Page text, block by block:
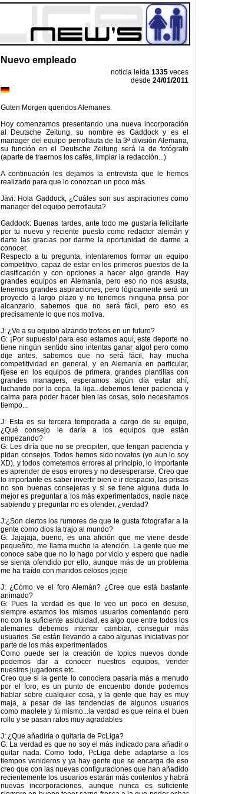
Nuevo empleado
noticia leída 1335 veces
desde 24/01/2011
Guten Morgen queridos Alemanes.
Hoy comenzamos presentando una nueva incorporación
al Deutsche Zeitung, su nombre es Gaddock y es el
manager del equipo perroflauta de la 3ª división Alemana,
su función en el Deutsche Zeitung será la de fotógrafo
(aparte de traernos los cafés, limpiar la redacción...)
A continuación les dejamos la entrevista que le hemos
realizado para que lo conozcan un poco más.
Jävi: Hola Gaddock, ¿Cuáles son sus aspiraciones como
manager del equipo perroflauta?
Gaddock: Buenas tardes, ante todo me gustaría felicitarte
por tu nuevo y reciente puesto como redactor alemán y
darte las gracias por darme la oportunidad de darme a
conocer.
Respecto a tu pregunta, intentaremos formar un equipo
competitivo, capaz de estar en los primeros puestos de la
clasificación y con opciones a hacer algo grande. Hay
grandes equipos en Alemania, pero eso no nos asusta,
tenemos grandes aspiraciones, pero lógicamente será un
proyecto a largo plazo y no tenemos ninguna prisa por
alcanzarlo, sabemos que no será fácil, pero eso es
precisamente lo que nos motiva.
J: ¿Ve a su equipo alzando trofeos en un futuro?
G: ¡Por supuesto! para eso estamos aquí, este deporte no
tiene ningún sentido sino intentas ganar algo! pero como
dije antes, sabemos que no será fácil, hay mucha
competitividad en general, y en Alemania en particular,
fíjese en los equipos de primera, grandes plantillas con
grandes managers, esperamos algún día estar ahí,
luchando por la copa, la liga...debemos tener paciencia y
calma para poder hacer bien las cosas, solo necesitamos
tiempo...
J: Esta es su tercera temporada a cargo de su equipo,
¿Qué consejo le daría a los equipos que están
empezando?
G: Les diría que no se precipiten, que tengan paciencia y
pidan consejos. Todos hemos sido novatos (yo aun lo soy
XD), y todos cometemos errores al principio, lo importante
es aprender de esos errores y no desesperarse. Creo que
lo importante es saber invertir bien e ir despacio, las prisas
no son buenas consejeras y si se tiene alguna duda lo
mejor es preguntar a los más experimentados, nadie nace
sabiendo y preguntar no es ofender, ¿verdad?
J:¿Son ciertos los rumores de que le gusta fotografiar a la
gente como dios la trajo al mundo?
G: Jajajaja, bueno, es una afición que me viene desde
pequeñito, me llama mucho la atención. La gente que me
conoce sabe que no lo hago por vicio y espero que nadie
se sienta ofendido por ello, aunque más de un problema
me ha traído con maridos celosos jejeje
J: ¿Cómo ve el foro Alemán? ¿Cree que está bastante
animado?
G: Pues la verdad es que lo veo un poco en desuso,
siempre estamos los mismos usuarios comentando pero
no con la suficiente asiduidad, es algo que entre todos los
alemanes debemos intentar cambiar, conseguir más
usuarios. Se están llevando a cabo algunas iniciativas por
parte de los más experimentados
Como puede ser la creación de topics nuevos donde
podemos dar a conocer nuestros equipos, vender
nuestros jugadores etc...
Creo que si la gente lo conociera pasaría más a menudo
por el foro, es un punto de encuentro donde podemos
hablar sobre cualquier cosa, y la gente que hay es muy
maja, a pesar de las tendencias de algunos usuarios
como maolete y tú mismo...la verdad es que reina el buen
rollo y se pasan ratos muy agradables
J: ¿Que añadiría o quitaría de PcLiga?
G: La verdad es que no soy el más indicado para añadir o
quitar nada. Como todo, PcLiga debe adaptarse a los
tiempos venideros y ya hay gente que se encarga de eso
creo que con las nuevas configuraciones que han añadido
recientemente los usuarios estarán más contentos y habrá
nuevas incorporaciones, aunque nunca es suficiente